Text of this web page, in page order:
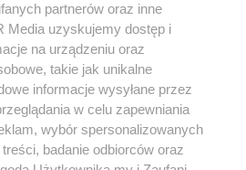
serwisie nie może być powielany i
w jakikolwiek sposób (w
na jakimkolwiek polu
włącznie z umieszczaniem w Internecie
praw. Jakiekolwiek użycie lub
lub w części z naruszeniem prawa, tzn.
pod groźbą kary i może być ścigane
partnerów oraz inne
Media uzyskujemy dostęp i
na urządzeniu oraz
takie jak unikalne
informacje wysyłane przez
w celu zapewniania
wybór spersonalizowanych
badanie odbiorców oraz